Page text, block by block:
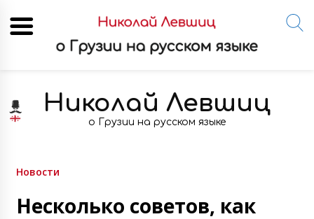
content
Николай Левшиц
о Грузии на русском языке
Новости
Несколько советов, как